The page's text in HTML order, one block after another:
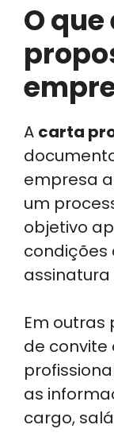
O
A carta
empresa
um
objetivo
Em outras
de convite
as
cargo,